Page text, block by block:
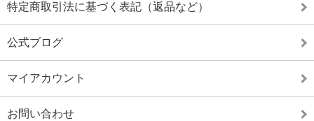
特定商取引法に基づく表記（返品など）
公式ブログ
マイアカウント
お問い合わせ